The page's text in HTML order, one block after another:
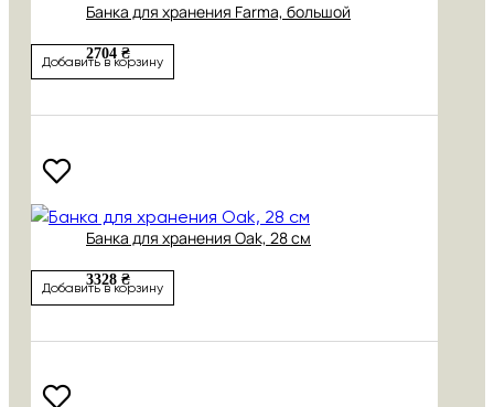
Банка для хранения Farma, большой
2704 ₴
Добавить в корзину
Банка для хранения Oak, 28 см
3328 ₴
Добавить в корзину